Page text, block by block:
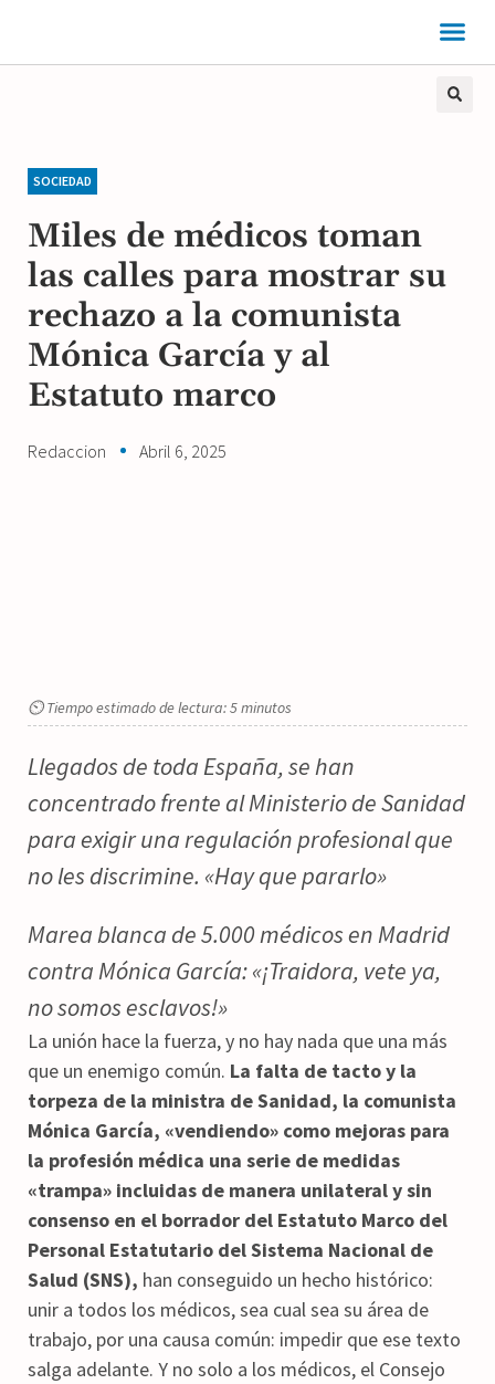
SOCIEDAD
Miles de médicos toman
las calles para mostrar su
rechazo a la comunista
Mónica García y al
Estatuto marco
Redaccion Abril 6, 2025
⏲ Tiempo estimado de lectura: 5 minutos
Llegados de toda España, se han
concentrado frente al Ministerio de Sanidad
para exigir una regulación profesional que
no les discrimine. «Hay que pararlo»
Marea blanca de 5.000 médicos en Madrid
contra Mónica García: «¡Traidora, vete ya,
no somos esclavos!»
La unión hace la fuerza, y no hay nada que una más
que un enemigo común. La falta de tacto y la
torpeza de la ministra de Sanidad, la comunista
Mónica García, «vendiendo» como mejoras para
la profesión médica una serie de medidas
«trampa» incluidas de manera unilateral y sin
consenso en el borrador del Estatuto Marco del
Personal Estatutario del Sistema Nacional de
Salud (SNS), han conseguido un hecho histórico:
unir a todos los médicos, sea cual sea su área de
trabajo, por una causa común: impedir que ese texto
salga adelante. Y no solo a los médicos, el Consejo